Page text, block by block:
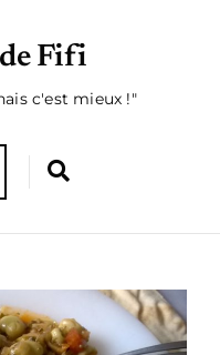
Fifi
c'est mieux !"